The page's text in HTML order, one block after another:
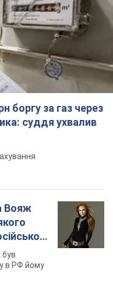
Вояж
був
в РФ йому
для
Київщині